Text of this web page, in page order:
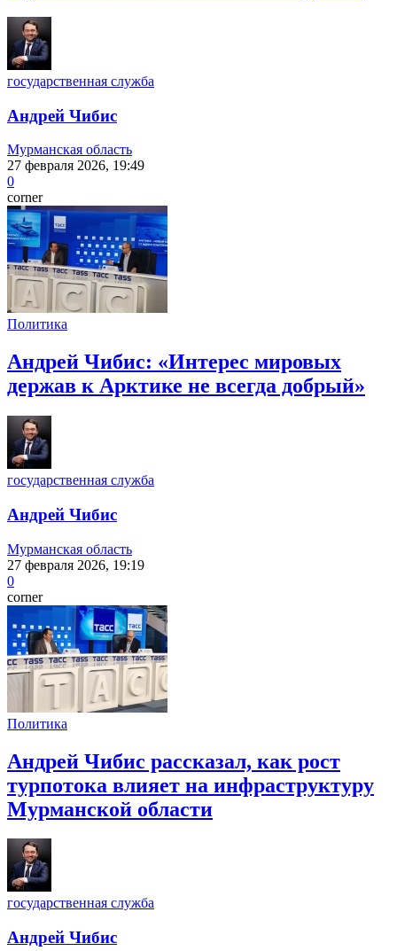
государственная служба
Андрей Чибис
Мурманская область
27 февраля 2026, 19:49
0
corner
Политика
Андрей Чибис: «Интерес мировых
держав к Арктике не всегда добрый»
государственная служба
Андрей Чибис
Мурманская область
27 февраля 2026, 19:19
0
corner
Политика
Андрей Чибис рассказал, как рост
турпотока влияет на инфраструктуру
Мурманской области
государственная служба
Андрей Чибис